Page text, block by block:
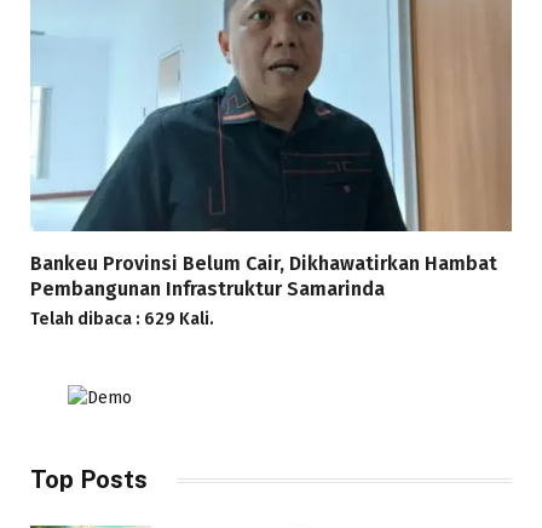
Bankeu Provinsi Belum Cair, Dikhawatirkan Hambat
Pembangunan Infrastruktur Samarinda
Telah dibaca : 629 Kali.
Top Posts